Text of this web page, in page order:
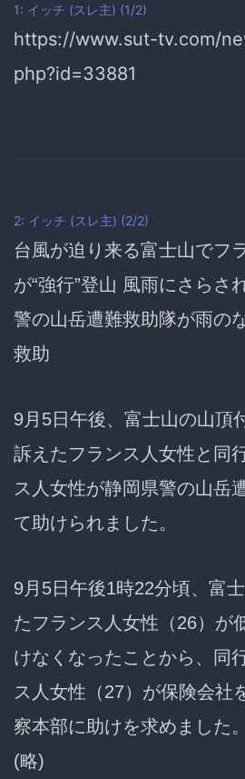
1: イッチ (スレ主) (1/2)
https://www.sut-tv.com/
php?id=33881
2: イッチ (スレ主) (2/2)
台風が迫り来る富士山でフ
が“強行”登山 風雨にさらさ
警の山岳遭難救助隊が雨の
救助
9月5日午後、富士山の山頂
訴えたフランス人女性と同
ス人女性が静岡県警の山岳
て助けられました。
9月5日午後1時22分頃、富
たフランス人女性（26）が
けなくなったことから、同
ス人女性（27）が保険会社
察本部に助けを求めました。
(略)